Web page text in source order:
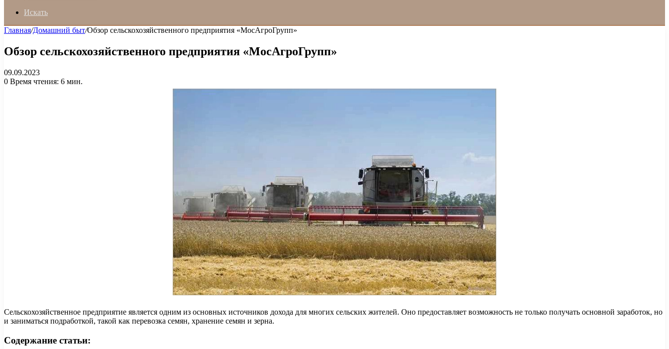
Искать
Главная/Домашний быт/Обзор сельскохозяйственного предприятия «МосАгроГрупп»
Обзор сельскохозяйственного предприятия «МосАгроГрупп»
09.09.2023
0 Время чтения: 6 мин.
Сельскохозяйственное предприятие является одним из основных источников дохода для многих сельских жителей. Оно предоставляет возможность не только получать основной заработок, но
и заниматься подработкой, такой как перевозка семян, хранение семян и зерна.
Содержание статьи: